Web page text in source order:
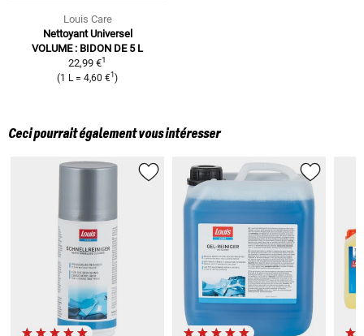
Louis Care
Nettoyant Universel
VOLUME : BIDON DE 5 L
22,99 €1
(1 L =4,60 €1)
Ceci pourrait également vous intéresser